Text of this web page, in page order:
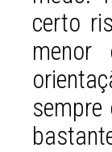
certo
menor